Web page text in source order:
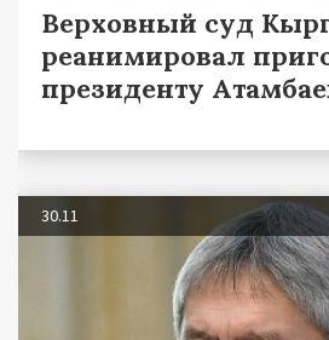
Верховный суд
реанимировал
президенту
30.11